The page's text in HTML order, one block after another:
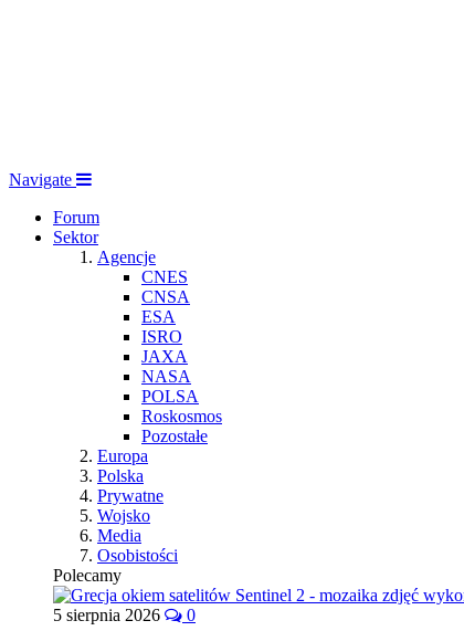
Navigate
Forum
Sektor
Agencje
CNES
CNSA
ESA
ISRO
JAXA
NASA
POLSA
Roskosmos
Pozostałe
Europa
Polska
Prywatne
Wojsko
Media
Osobistości
Polecamy
5 sierpnia 2026 0